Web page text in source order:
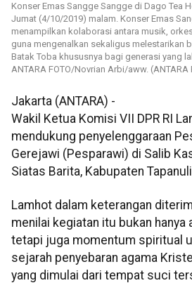
Konser Emas Sangge Sangge di Dago Tea
Jumat (4/10/2019) malam. Konser Emas
menampilkan kolaborasi antara musik,
guna mengenalkan sekaligus melestarikan
Batak Toba khususnya bagi generasi yang
ANTARA FOTO/Novrian Arbi/aww. (ANTARA
Jakarta (ANTARA) -
Wakil Ketua Komisi VII DPR RI
mendukung penyelenggaraan
Gerejawi (Pesparawi) di Salib
Siatas Barita, Kabupaten
Lamhot dalam keterangan
menilai kegiatan itu bukan hanya
tetapi juga momentum spiritual
sejarah penyebaran agama
yang dimulai dari tempat suci